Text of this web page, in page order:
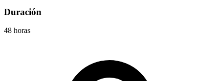
Duración
48 horas